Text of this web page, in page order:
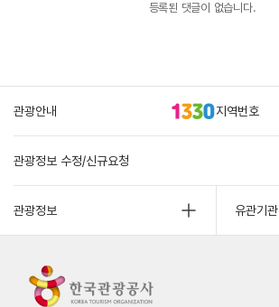
등록된 댓글이 없습니다.
관광안내 지역번호
관광정보 수정/신규요청
관광정보 유관기관